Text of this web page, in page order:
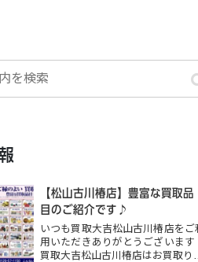
【松山古川椿店】豊富な買取品
目のご紹介です♪
いつも買取大吉松山古川椿店をご
用いただきありがとうございます
買取大吉松山古川椿店はお買取り…